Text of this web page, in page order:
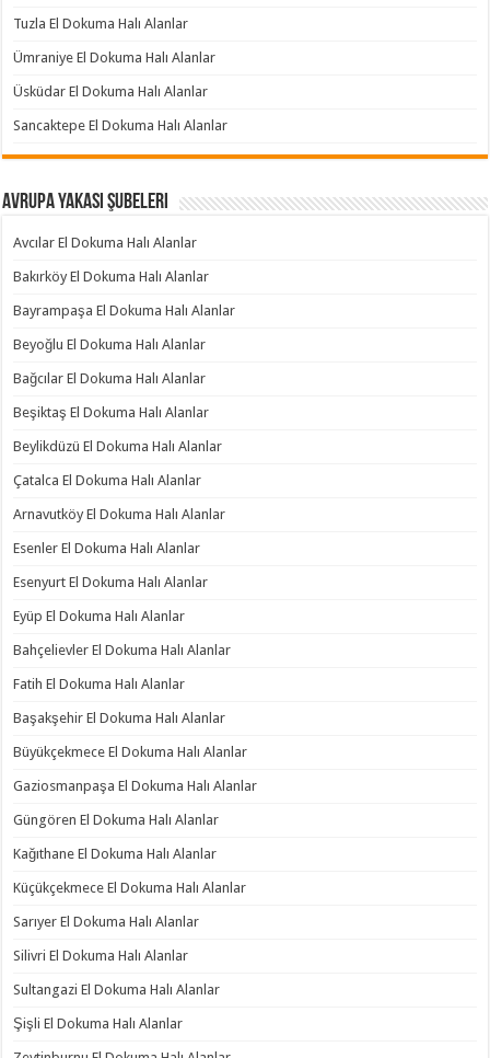
Tuzla El Dokuma Halı Alanlar
Ümraniye El Dokuma Halı Alanlar
Üsküdar El Dokuma Halı Alanlar
Sancaktepe El Dokuma Halı Alanlar
Avrupa Yakası Şubeleri
Avcılar El Dokuma Halı Alanlar
Bakırköy El Dokuma Halı Alanlar
Bayrampaşa El Dokuma Halı Alanlar
Beyoğlu El Dokuma Halı Alanlar
Bağcılar El Dokuma Halı Alanlar
Beşiktaş El Dokuma Halı Alanlar
Beylikdüzü El Dokuma Halı Alanlar
Çatalca El Dokuma Halı Alanlar
Arnavutköy El Dokuma Halı Alanlar
Esenler El Dokuma Halı Alanlar
Esenyurt El Dokuma Halı Alanlar
Eyüp El Dokuma Halı Alanlar
Bahçelievler El Dokuma Halı Alanlar
Fatih El Dokuma Halı Alanlar
Başakşehir El Dokuma Halı Alanlar
Büyükçekmece El Dokuma Halı Alanlar
Gaziosmanpaşa El Dokuma Halı Alanlar
Güngören El Dokuma Halı Alanlar
Kağıthane El Dokuma Halı Alanlar
Küçükçekmece El Dokuma Halı Alanlar
Sarıyer El Dokuma Halı Alanlar
Silivri El Dokuma Halı Alanlar
Sultangazi El Dokuma Halı Alanlar
Şişli El Dokuma Halı Alanlar